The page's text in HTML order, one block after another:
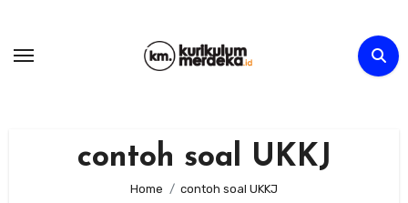
content
contoh soal UKKJ
Home contoh soal UKKJ